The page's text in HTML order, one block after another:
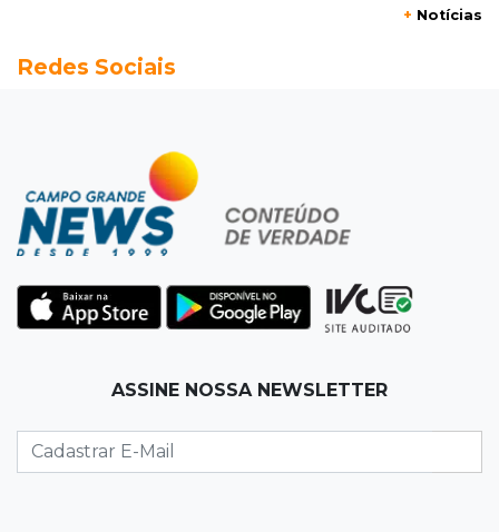
que prefeito agride mulheres
Mãe narra emboscada e diz ter sido amarrada
antes de bebê desaparecer
11:28 Audiência de custódia
em acidente que matou eletricista
Preso há quase 1 semana, ex-deputado Neno
+ Notícias
Redes Sociais
ASSINE NOSSA NEWSLETTER